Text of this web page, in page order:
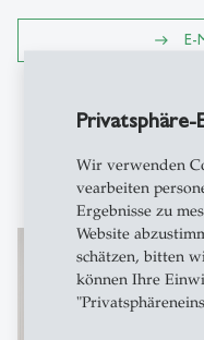
Privatsphäre-
Wir verwenden
vearbeiten
Ergebnisse zu
Website
schätzen, bitten
können Ihre
E-